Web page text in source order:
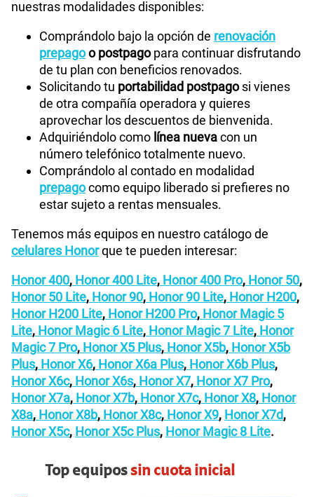
nuestras modalidades disponibles:
Comprándolo bajo la opción de renovación
prepagoo postpagopara continuar disfrutando
de tu plan con beneficios renovados.
Solicitando tu portabilidad postpagosi vienes
de otra compañía operadora y quieres
aprovechar los descuentos de bienvenida.
Adquiriéndolo como línea nuevacon un
número telefónico totalmente nuevo.
Comprándolo al contado en modalidad
prepagocomo equipo liberado si prefieres no
estar sujeto a rentas mensuales.
Tenemos más equipos en nuestro catálogo de
celulares Honorque te pueden interesar:
Honor 400, Honor 400 Lite, Honor 400 Pro, Honor 50,
Honor 50 Lite, Honor 90, Honor 90 Lite, Honor H200,
Honor H200 Lite, Honor H200 Pro, Honor Magic 5
Lite, Honor Magic 6 Lite, Honor Magic 7 Lite, Honor
Magic 7 Pro, Honor X5 Plus, Honor X5b, Honor X5b
Plus, Honor X6, Honor X6a Plus, Honor X6b Plus,
Honor X6c, Honor X6s, Honor X7, Honor X7 Pro,
Honor X7a, Honor X7b, Honor X7c, Honor X8, Honor
X8a, Honor X8b, Honor X8c, Honor X9, Honor X7d,
Honor X5c, Honor X5c Plus, Honor Magic 8 Lite.
Top equipossin cuota inicial